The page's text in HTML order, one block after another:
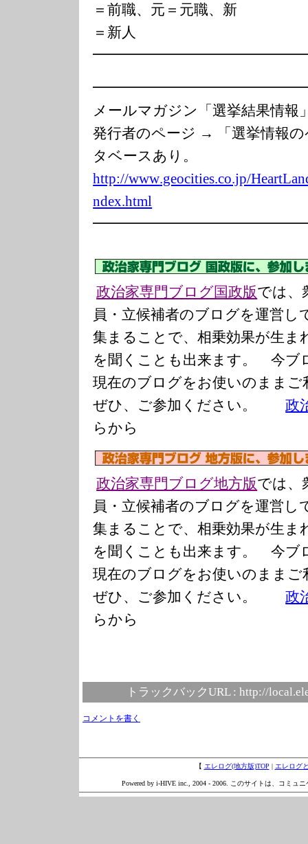
＝前職、元＝元職、新
＝新人
メールマガジン「選挙結果情
発行者のページ → 「選挙情報
タベースあり。
http://www.geocities.co.jp/Hea
ndex.html
政治家専門ブログ国政版では、
員・立候補者のブログを運営し
集まることで、相乗効果が生ま
を聞くことも出来ます。 今ブ
現在のブログをお使いのまま
ぜひ、ご参加ください。政
らから
政治家専門ブログ地方版では、
員・立候補者のブログを運営し
集まることで、相乗効果が生ま
を聞くことも出来ます。 今ブ
現在のブログをお使いのまま
ぜひ、ご参加ください。政
らから
トラックバックURL : http://
コメントを書く
【 エレログ(地方版)TOP | エレログ
Powered by i-HIVE inc., 2004 - 2006. このサイトは、コミュ